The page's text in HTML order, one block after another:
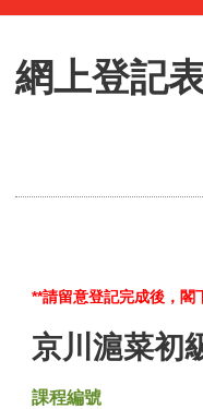
網上登記
**請留意登記完成後，閣
京川滬菜初
課程編號